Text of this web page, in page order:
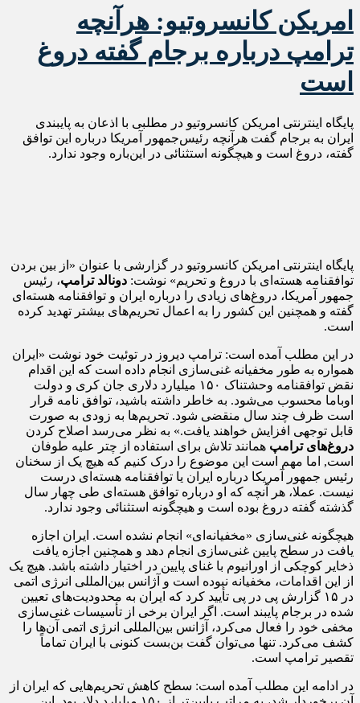
امریکن کانسروتیو: هرآنچه
ترامپ درباره برجام گفته دروغ
است
پایگاه اینترنتی امریکن کانسروتیو در مطلبی با اذعان به پایبندی
ایران به برجام گفت هرآنچه رئیس‌جمهور آمریکا درباره این توافق
گفته، دروغ است و هیچگونه استثنائی در این‎‌باره وجود ندارد.
پایگاه اینترنتی امریکن کانسروتیو در گزارشی با عنوان «از بین بردن
توافقنامه هسته‌ای با دروغ و تحریم» نوشت: دونالد ترامپ، رئیس
جمهور آمریکا، دروغ‌های زیادی را درباره ایران و توافقنامه هسته‌ای
گفته و همچنین این کشور را به اعمال تحریم‌های بیشتر تهدید کرده
است.
در این مطلب آمده است: ترامپ دیروز در توئیت خود نوشت «ایران
همواره به طور مخفیانه غنی‌سازی انجام داده است که این اقدام
نقض توافقنامه وحشتناک ۱۵۰ میلیارد دلاری جان کری و دولت
اوباما محسوب می‌شود. به خاطر داشته باشید، توافق نامه قرار
است ظرف چند سال منقضی شود. تحریم‌ها به زودی به صورت
قابل توجهی افزایش خواهند یافت.» به نظر می‌رسد اصلاح کردن
دروغ‌های ترامپ همانند تلاش برای استفاده از چتر علیه طوفان
است, اما مهم است این موضوع را درک کنیم که هیچ یک از سخنان
رئیس جمهور آمریکا درباره ایران یا توافقنامه هسته‌ای درست
نیست. عملا، هر آنچه که او درباره توافق هسته‌ای طی چهار سال
گذشته گفته دروغ بوده است و هیچگونه استثنائی وجود ندارد.
هیچگونه غنی‌سازی «مخفیانه‌ای» انجام نشده است. ایران اجازه
یافت در سطح پایین غنی‌سازی انجام دهد و همچنین اجازه یافت
ذخایر کوچکی از اورانیوم با غنای پایین در اختیار داشته باشد. هیچ یک
از این اقدامات، مخفیانه نبوده است و آژانس بین‌المللی انرژی اتمی
در ۱۵ گزارش پی در پی تأیید کرد که ایران به محدودیت‌های تعیین
شده در برجام پایبند است. اگر ایران برخی از تأسیسات غنی‌سازی
مخفی خود را فعال می‌کرد، آژانس بین‌المللی انرژی اتمی آن‌ها را
کشف می‌کرد. تنها می‌توان گفت بن‌بست کنونی با ایران تماماً
تقصیر ترامپ است.
در ادامه این مطلب آمده است: سطح کاهش تحریم‌هایی که ایران از